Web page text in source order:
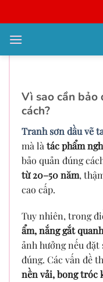
qua
nội
Hướng
Vì sao cần bảo
cách?
Tranh sơn dầu vẽ
mà là tác phẩm
bảo quản đúng
từ 20–50 năm,
cao cấp.
Tuy nhiên, trong
ẩm, nắng gắt
ảnh hưởng nếu
đúng. Các vấn đề
nền vải, bong tróc